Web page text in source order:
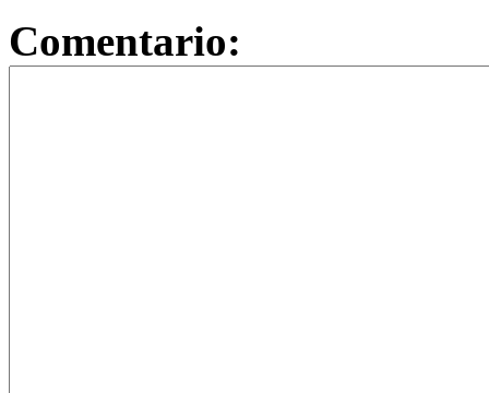
Comentario: